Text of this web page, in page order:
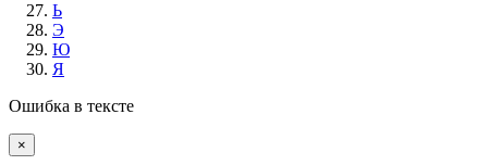
Ь
Э
Ю
Я
Ошибка в тексте
×